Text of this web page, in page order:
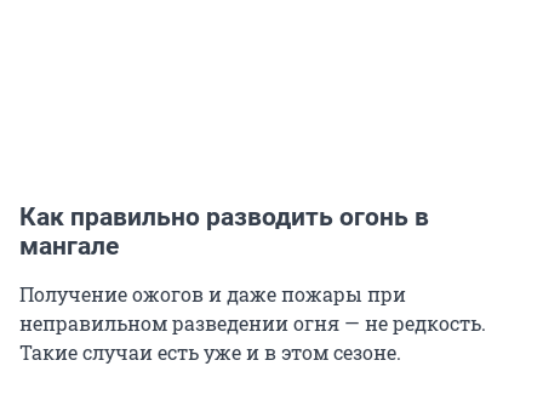
Как правильно разводить огонь в
мангале
Получение ожогов и даже пожары при
неправильном разведении огня — не редкость.
Такие случаи есть уже и в этом сезоне.